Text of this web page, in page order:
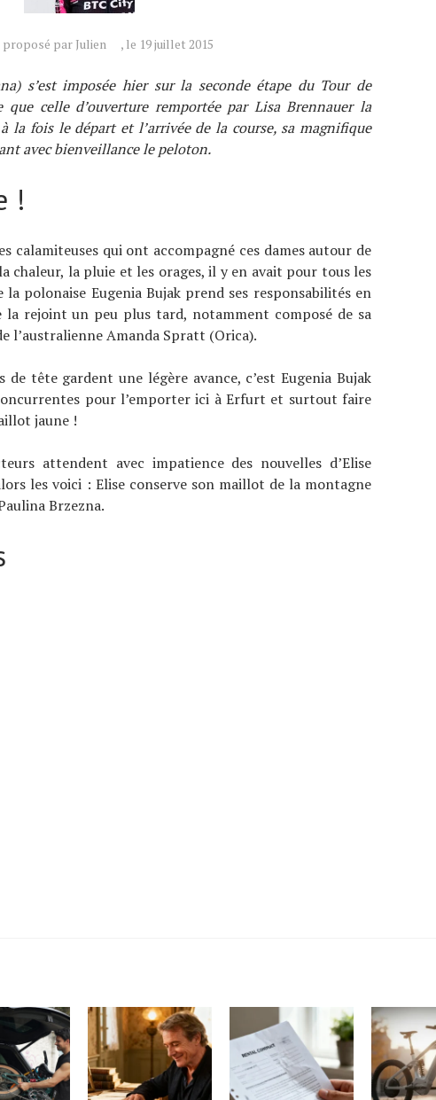
par Julien , le 19 juillet 2015
s’est imposée hier sur la seconde étape du Tour de
celle d’ouverture remportée par Lisa Brennauer la
la fois le départ et l’arrivée de la course, sa magnifique
avec bienveillance le peloton.
!
calamiteuses qui ont accompagné ces dames autour de
chaleur, la pluie et les orages, il y en avait pour tous les
polonaise Eugenia Bujak prend ses responsabilités en
rejoint un peu plus tard, notamment composé de sa
l’australienne Amanda Spratt (Orica).
de tête gardent une légère avance, c’est Eugenia Bujak
pour l’emporter ici à Erfurt et surtout faire
jaune !
attendent avec impatience des nouvelles d’Elise
les voici : Elise conserve son maillot de la montagne
Brzezna.